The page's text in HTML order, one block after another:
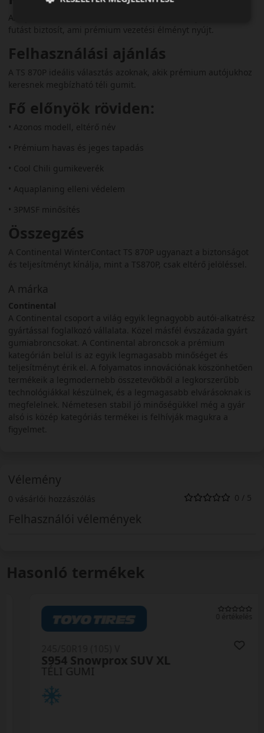
Az optimalizált blokkelrendezés halkabb és kényelmesebb
futást biztosít, ami prémium vezetési élményt nyújt.
Felhasználási ajánlás
A TS 870P ideális választás azoknak, akik prémium autójukhoz
keresnek megbízható téli gumit.
Fő előnyök röviden:
• Azonos modell, eltérő név
• Prémium havas és jeges tapadás
• Cool Chili gumikeverék
• Aquaplaning elleni védelem
• 3PMSF minősítés
Összegzés
A Continental WinterContact TS 870P ugyanazt a biztonságot
és teljesítményt kínálja, mint a TS870P, csak eltérő jelöléssel.
A márka
Continental
A Continental csoport a világ egyik legnagyobb autói-alkatrész
gyártással foglalkozó vállalata. Közel másfél évszázada gyárt
gumiabroncsokat. A Continental abroncsok a prémium
kategórián belül is az egyik legmagasabb minőséget és
teljesítményt érik el. A folyamatos innovációnak köszönhetően
termékeik a legmodernebb összetevőkből a legkorszerűbb
technológiákkal készülnek, és a legmagasabb elvárásoknak is
megfelelnek. Németesen stabil jó minőségükkel még a gyár
alsó is közép kategóriás termékei is felhívják magukra a
figyelmet.
Vélemény
0 vásárlói hozzászólás 0 / 5
Felhasználói vélemények
Hasonló termékek
0 értékelés
TÉLI GUMI
S954 Snowprox SUV XL